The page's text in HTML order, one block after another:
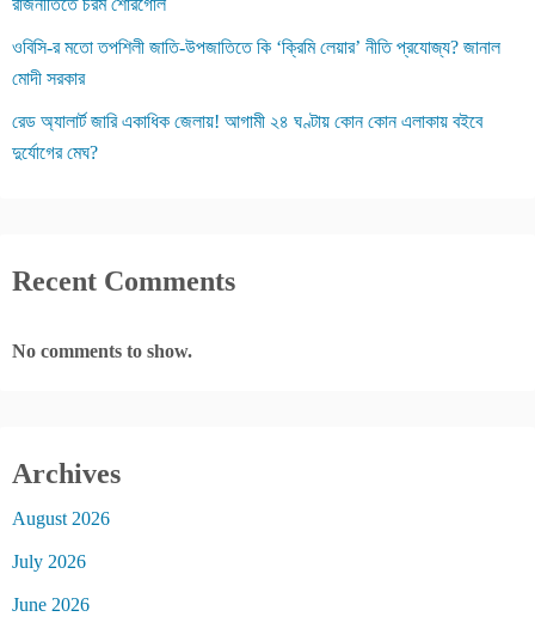
রাজনীতিতে চরম শোরগোল
ওবিসি-র মতো তপশিলী জাতি-উপজাতিতে কি ‘ক্রিমি লেয়ার’ নীতি প্রযোজ্য? জানাল
মোদী সরকার
রেড অ্যালার্ট জারি একাধিক জেলায়! আগামী ২৪ ঘণ্টায় কোন কোন এলাকায় বইবে
দুর্যোগের মেঘ?
Recent Comments
No comments to show.
Archives
August 2026
July 2026
June 2026